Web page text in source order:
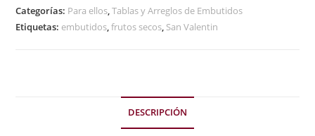
Categorías: Para ellos,Tablas y Arreglos de Embutidos
Etiquetas: embutidos,frutos secos, San Valentin
DESCRIPCIÓN